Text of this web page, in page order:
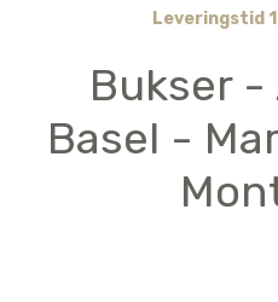
Leveringstid
Bukser -
Basel -